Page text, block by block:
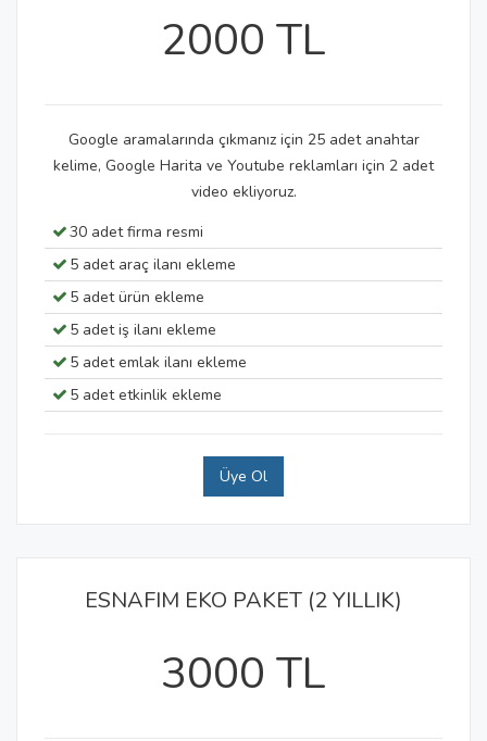
2000 TL
Google aramalarında çıkmanız için 25 adet anahtar
kelime, Google Harita ve Youtube reklamları için 2 adet
video ekliyoruz.
30 adet firma resmi
5 adet araç ilanı ekleme
5 adet ürün ekleme
5 adet iş ilanı ekleme
5 adet emlak ilanı ekleme
5 adet etkinlik ekleme
Üye Ol
ESNAFIM EKO PAKET (2 YILLIK)
3000 TL